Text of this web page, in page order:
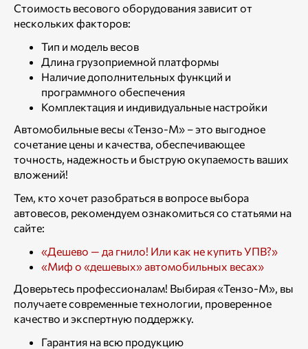
Стоимость весового оборудования зависит от
нескольких факторов:
Тип и модель весов
Длина грузоприемной платформы
Наличие дополнительных функций и
программного обеспечения
Комплектация и индивидуальные настройки
Автомобильные весы «Тензо-М» – это выгодное
сочетание цены и качества, обеспечивающее
точность, надежность и быструю окупаемость ваших
вложений!
Тем, кто хочет разобраться в вопросе выбора
автовесов, рекомендуем ознакомиться со статьями на
сайте:
«Дешево — да гнило! Или как не купить УПВ?»
«Миф о «дешевых» автомобильных весах»
Доверьтесь профессионалам! Выбирая «Тензо-М», вы
получаете современные технологии, проверенное
качество и экспертную поддержку.
Гарантия на всю продукцию